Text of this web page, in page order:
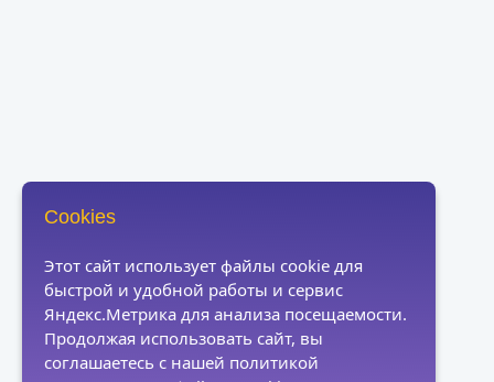
Cookies
Этот сайт использует файлы cookie для
быстрой и удобной работы и сервис
Яндекс.Метрика для анализа посещаемости.
Продолжая использовать сайт, вы
соглашаетесь с нашей политикой